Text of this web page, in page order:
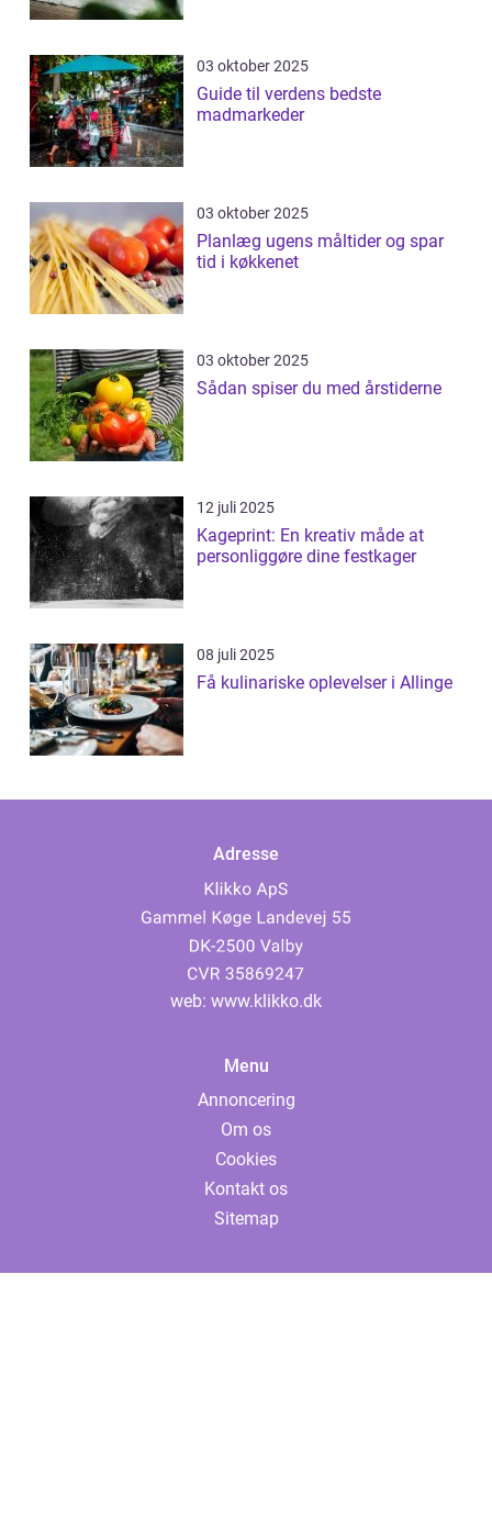
03 oktober 2025
Guide til verdens bedste
madmarkeder
03 oktober 2025
Planlæg ugens måltider og spar
tid i køkkenet
03 oktober 2025
Sådan spiser du med årstiderne
12 juli 2025
Kageprint: En kreativ måde at
personliggøre dine festkager
08 juli 2025
Få kulinariske oplevelser i Allinge
Adresse
web: www.klikko.dk
Menu
Annoncering
Om os
Cookies
Kontakt os
Sitemap